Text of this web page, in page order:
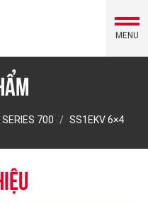
MENU
SERIES 700 SS1EKV 6×4